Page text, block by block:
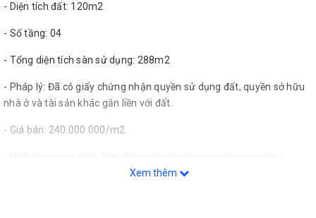
- Diện tích đất: 120m2
- Số tầng: 04
- Tổng diện tích sàn sử dụng: 288m2
- Pháp lý: Đã có giấy chứng nhận quyền sử dụng đất, quyền sở hữu
nhà ở và tài sản khác gắn liền với đất.
- Giá bán: 240.000.000/m2.
Xem thêm